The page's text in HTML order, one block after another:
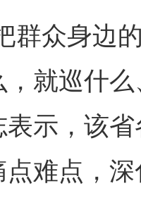
众身边的‘
，就巡什
表示，该
点难点，